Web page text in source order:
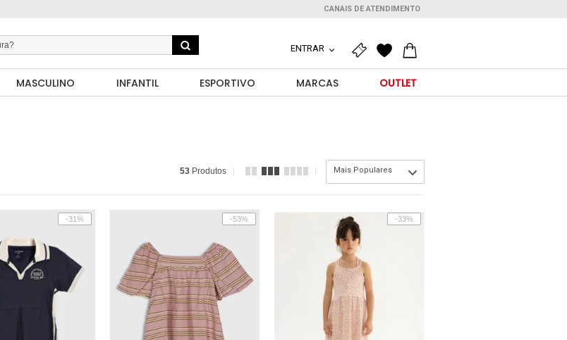
CANAIS DE ATENDIMENTO
ENTRAR
MASCULINO INFANTIL ESPORTIVO MARCAS OUTLET
53 Produtos Mais Populares
-31% -53% -33%